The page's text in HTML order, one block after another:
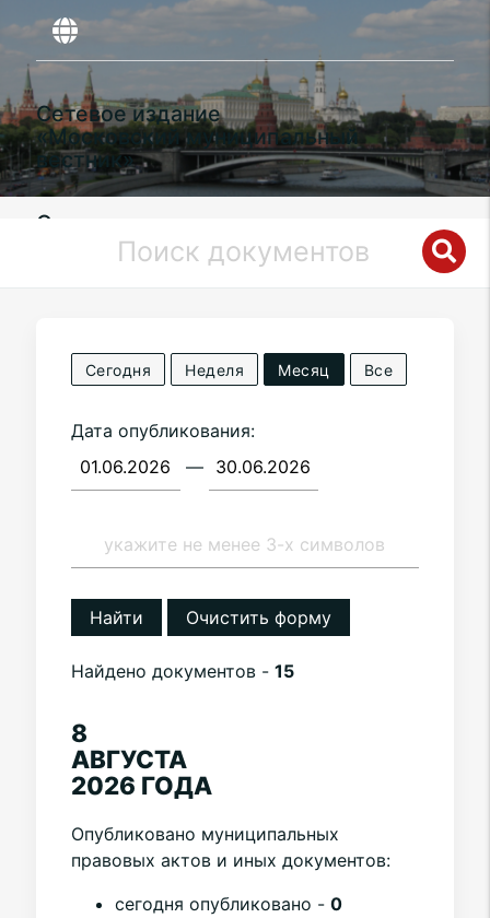
Сетевое издание
«Московский муниципальный
вестник»
Органы местного самоуправления
муниципального округаСтарое
Крюково в городе Москве
Сегодня Неделя Месяц Все
Дата опубликования:
—
Найти Очистить форму
Найдено документов - 15
8
АВГУСТА
2026 ГОДА
Опубликовано муниципальных
правовых актов и иных документов:
cегодня опубликовано - 0